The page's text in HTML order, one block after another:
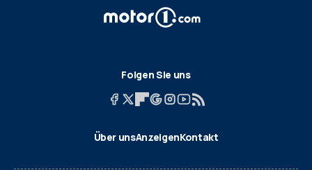
Folgen Sie uns
Über unsAnzeigenKontakt